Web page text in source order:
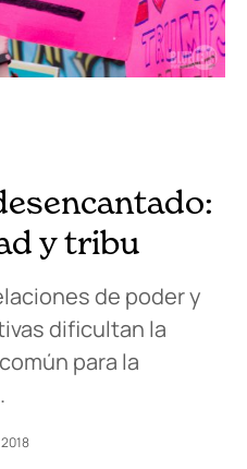
y tribu
de poder y
dificultan la
para la